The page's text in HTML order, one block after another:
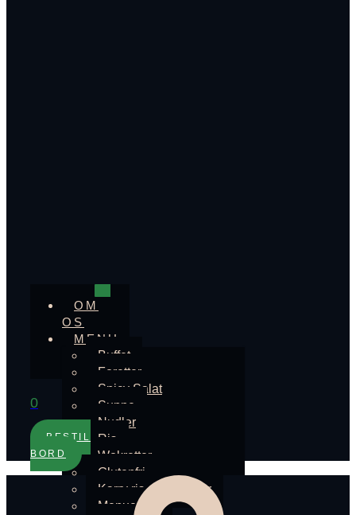
OM
OS
MENU
Buffet
Foretter
Spicy Salat
Suppe
Nudler
Ris
Wokretter
Glutenfri
Karry ris eller nudler
Menuer
0
BESTIL
BORD